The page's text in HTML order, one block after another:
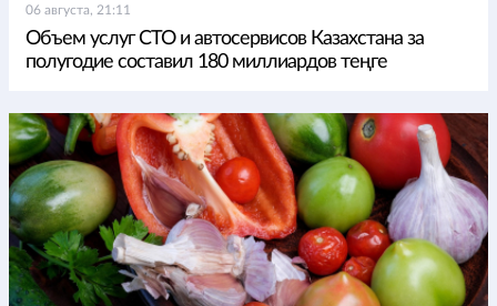
06 августа, 21:11
Объем услуг СТО и автосервисов Казахстана за
полугодие составил 180 миллиардов теңге